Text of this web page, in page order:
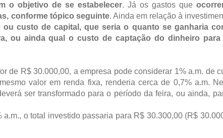
o objetivo de se estabelecer. Já os gastos que
conforme tópico seguinte. Ainda em relação à
custo de capital, que seria o quanto se ganharia
ou ainda qual o custo de captação do dinheiro para
de R$ 30.000,00, a empresa pode considerar 1% a.m. de
valor em renda fixa, renderia cerca de 0,7% a.m.
ser transformado para o período da feira, ou ainda,
o total investido passaria para R$ 30.300,00 (R$